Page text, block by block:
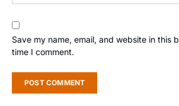
Save my name, email, and website in this
time I comment.